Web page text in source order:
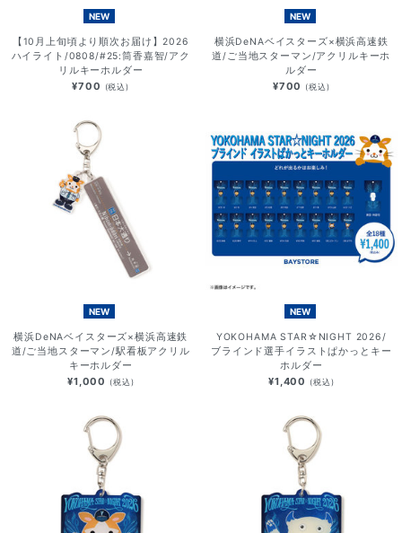
NEW
【10月上旬頃より順次お届け】2026
ハイライト/0808/#25:筒香嘉智/アク
リルキーホルダー
¥700 (税込)
NEW
横浜DeNAベイスターズ×横浜高速鉄
道/ご当地スターマン/アクリルキーホ
ルダー
¥700 (税込)
NEW
横浜DeNAベイスターズ×横浜高速鉄
道/ご当地スターマン/駅看板アクリル
キーホルダー
¥1,000 (税込)
NEW
YOKOHAMA STAR☆NIGHT 2026/
ブラインド選手イラストぱかっとキー
ホルダー
¥1,400 (税込)